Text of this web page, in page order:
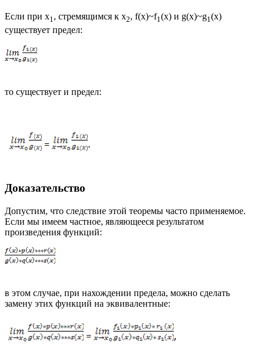
Если при x1, стремящимся к x2, f(x)~f1(x) и g(x)~g1(x)
существует предел:
то существует и предел:
Доказательство
Допустим, что следствие этой теоремы часто применяемое.
Если мы имеем частное, являющееся результатом
произведения функций:
в этом случае, при нахождении предела, можно сделать
замену этих функций на эквивалентные: